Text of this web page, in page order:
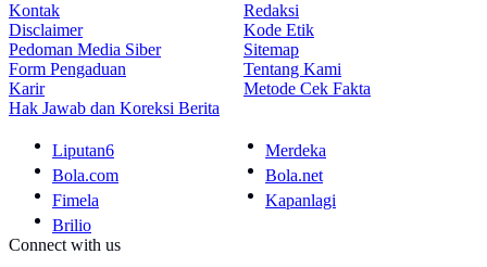
Kontak
Redaksi
Disclaimer
Kode Etik
Pedoman Media Siber
Sitemap
Form Pengaduan
Tentang Kami
Karir
Metode Cek Fakta
Hak Jawab dan Koreksi Berita
Liputan6
Merdeka
Bola.com
Bola.net
Fimela
Kapanlagi
Brilio
Connect with us